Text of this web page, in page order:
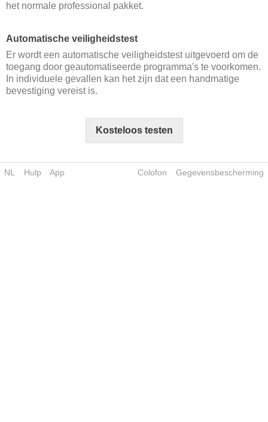
het normale professional pakket.
Automatische veiligheidstest
Er wordt een automatische veiligheidstest uitgevoerd om de
toegang door geautomatiseerde programma's te voorkomen.
In individuele gevallen kan het zijn dat een handmatige
bevestiging vereist is.
Kosteloos testen
NL Hulp App Colofon Gegevensbescherming